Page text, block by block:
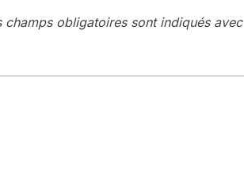
champs obligatoires sont indiqués avec